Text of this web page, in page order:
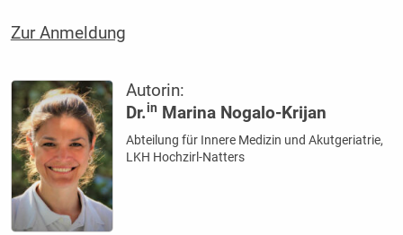
Zur Anmeldung
Autorin:
Dr.in Marina Nogalo-Krijan
Abteilung für Innere Medizin und Akutgeriatrie,
LKH Hochzirl-Natters